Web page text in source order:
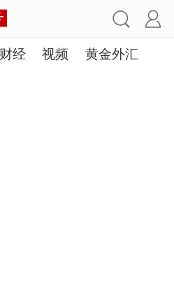
财经 视频 黄金外汇